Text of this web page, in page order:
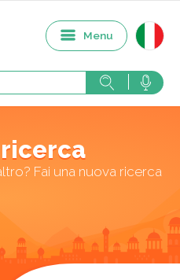
Menu
Fai una nuova ricerca